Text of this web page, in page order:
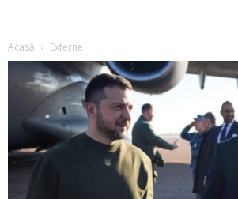
Acasă Externe